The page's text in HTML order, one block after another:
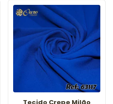
Tecido Crepe Milão